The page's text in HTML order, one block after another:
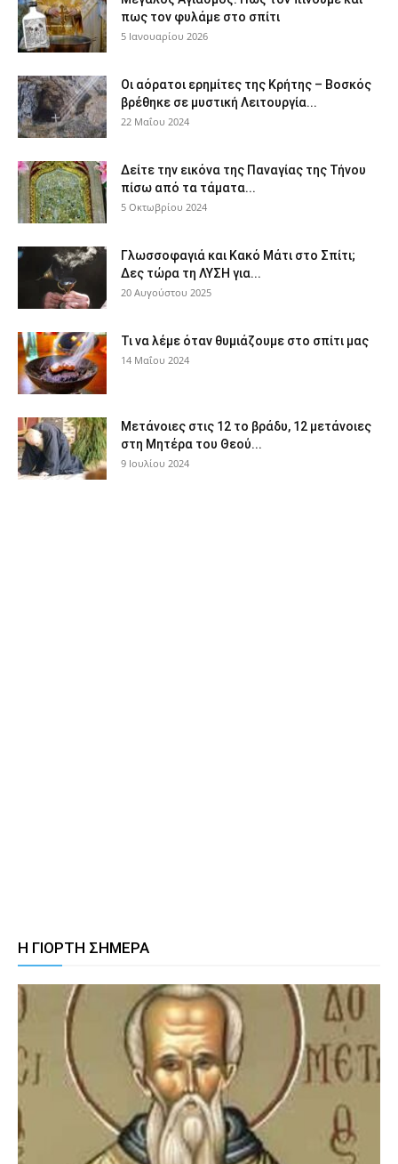
πως τον φυλάμε στο σπίτι
5 Ιανουαρίου 2026
Οι αόρατοι ερημίτες της Κρήτης – Βοσκός
βρέθηκε σε μυστική Λειτουργία...
22 Μαΐου 2024
Δείτε την εικόνα της Παναγίας της Τήνου
πίσω από τα τάματα...
5 Οκτωβρίου 2024
Γλωσσοφαγιά και Κακό Μάτι στο Σπίτι;
Δες τώρα τη ΛΥΣΗ για...
20 Αυγούστου 2025
Τι να λέμε όταν θυμιάζουμε στο σπίτι μας
14 Μαΐου 2024
Μετάνοιες στις 12 το βράδυ, 12 μετάνοιες
στη Μητέρα του Θεού...
9 Ιουλίου 2024
Η ΓΙΟΡΤΗ ΣΗΜΕΡΑ